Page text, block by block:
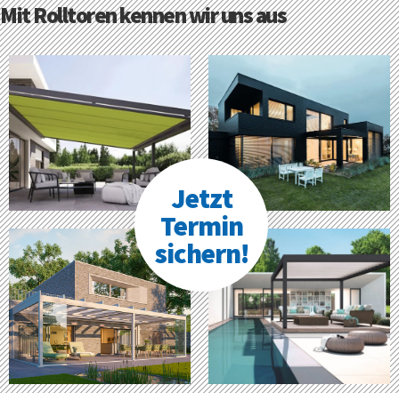
Mit Rolltoren kennen wir uns aus
Jetzt
Termin
sichern!